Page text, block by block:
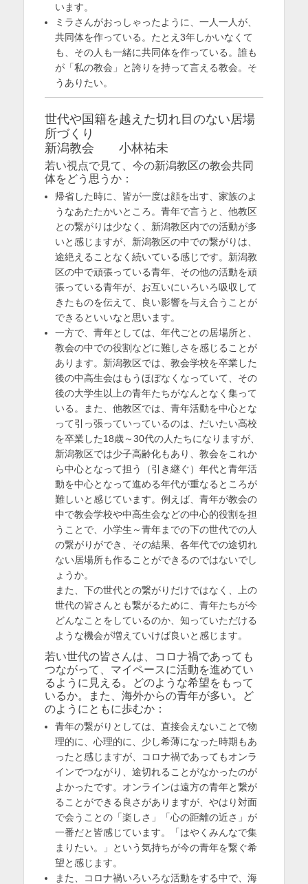
います。
ミラさんがおっしゃったように、一人一人が、
共同体を作っている。たとえ3年しかいなくて
も、その人も一緒に共同体を作っている。誰も
が「私の教会」と誇りを持って言える教会。そ
うありたい。
世代や国籍を越えた切れ目のない居場
所づくり
新潟教会 小林祐未
若い視点で見て、今の新潟教区の教会共同
体をどう思うか：
帰省した時に、皆が一度は顔を出す、家族のよ
うなあたたかいところ。青年で言うと、他教区
との繋がりは少なく、新潟教区内での活動が多
いと感じますが、新潟教区の中での繋がりは、
途絶えることなく続いている感じです。新潟教
区の中で頑張っている青年、その他の活動を頑
張っている青年が、お互いにいろいろ吸収して
きたものを伝えて、良い影響を与え合うことが
できるといいなと思います。
一方で、青年としては、年代ごとの居場所と、
教会の中での役割などに難しさを感じることが
あります。新潟教区では、教会学校を卒業した
後の中高生会はもうほぼなくなっていて、その
後の大学生以上の青年たちがなんとなく集って
いる。また、他教区では、青年活動を中心とな
って引っ張っていっているのは、だいたい高校
を卒業した18歳～30代の人たちになりますが、
新潟教区では少子高齢化もあり、教会をこれか
ら中心となって担う（引き継ぐ）年代と青年活
動を中心となって進める年代が重なるところが
難しいと感じています。例えば、青年が教会の
中で教会学校や中高生会などの中心的役割を担
うことで、小学生～青年までの下の世代での人
の繋がりができ、その結果、各年代での途切れ
ない居場所も作ることができるのではないでし
ょうか。
また、下の世代との繋がりだけではなく、上の
世代の皆さんとも繋がるために、青年たちが今
どんなことをしているのか、知っていただける
ような機会が増えていけば良いと感じます。
若い世代の皆さんは、コロナ禍であっても
つながって、マイペースに活動を進めてい
るように見える。どのような希望をもって
いるか。また、海外からの青年が多い。ど
のようにともに歩むか：
青年の繋がりとしては、直接会えないことで物
理的に、心理的に、少し希薄になった時期もあ
ったと感じますが、コロナ禍であってもオンラ
インでつながり、途切れることがなかったのが
よかったです。オンラインは遠方の青年と繋が
ることができる良さがありますが、やはり対面
で会うことの「楽しさ」「心の距離の近さ」が
一番だと皆感じています。「はやくみんなで集
まりたい。」という気持ちが今の青年を繋ぐ希
望と感じます。
また、コロナ禍いろいろな活動をする中で、海